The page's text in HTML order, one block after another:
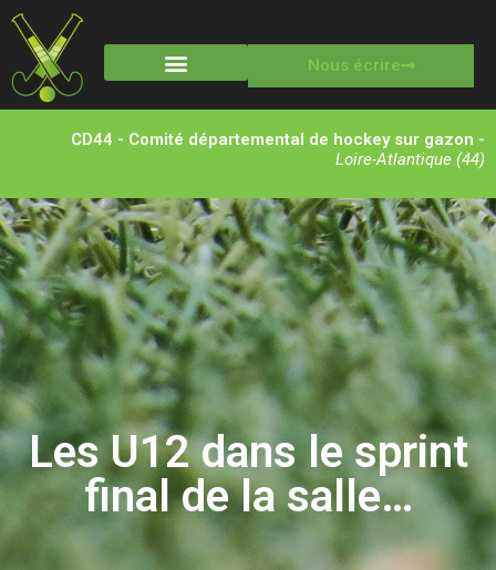
Nous écrire
CD44 - Comité départemental de hockey sur gazon -
Loire-Atlantique (44)
Les U12 dans le sprint
final de la salle…